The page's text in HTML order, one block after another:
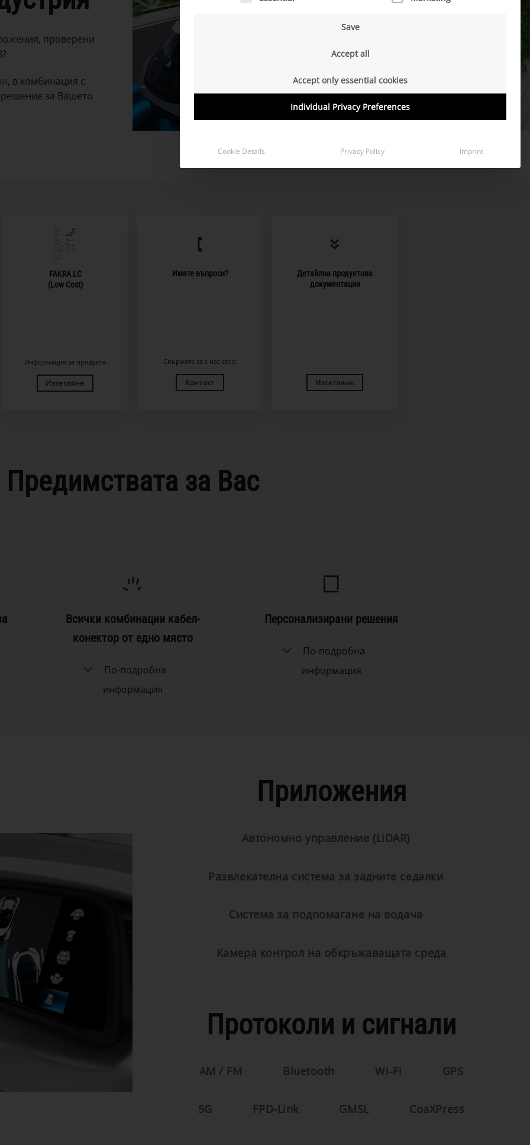
проверени
, в комбинация с
решение за Вашето
FAKRA LC
(Low Cost)
Информация за продукта
Изтегляне
Имате въпроси?
Свържете се с нас сега!
Контакт
Детайлна продуктова
документация
Изтегляне
Предимствата за Вас
Всички комбинации кабел-
конектор от едно място
По-подробна
информация
Персонализирани решения
По-подробна
информация
Приложения
Автономно управление (LiDAR)
Развлекателна система за задните седалки
Система за подпомагане на водача
Камера контрол на обкръжаващата среда
Протоколи и сигнали
AM / FM Bluetooth Wi-Fi GPS
5G FPD-Link GMSL CoaXPress
Save
Accept all
Accept only essential cookies
Individual Privacy Preferences
Cookie Details Privacy Policy Imprint